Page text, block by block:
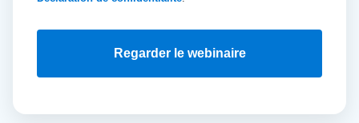
Regarder le webinaire